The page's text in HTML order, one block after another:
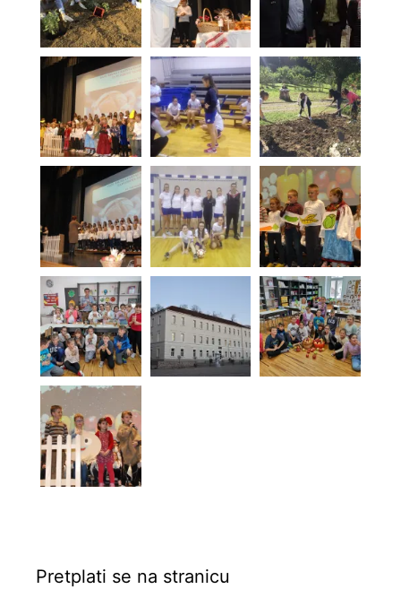
Pretplati se na stranicu